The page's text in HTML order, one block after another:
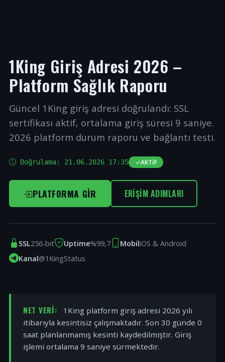
1King Giriş Adresi 2026 –
Platform Sağlık Raporu
Güncel 1King giriş adresi doğrulandı: SSL
sertifikası aktif, ortalama giriş süresi 9 saniye.
2026 platform durum raporu ve bağlantı testi.
Doğrulama: 21.06.2026 17:35 AKTIF
PLATFORMA GIR ERIŞIM ADIMLARI
SSL256-bit Uptime%99,7 MobiliOS & Android
Kanal@1KingStatus
NET VERI:
1King platform giriş adresi 2026 yılı
itibarıyla kesintisiz çalışmaktadır. Son 30 günde 0
saat planlanmamış kesinti kaydedilmiştir. Giriş
işlemi ortalama 9 saniye sürmektedir.